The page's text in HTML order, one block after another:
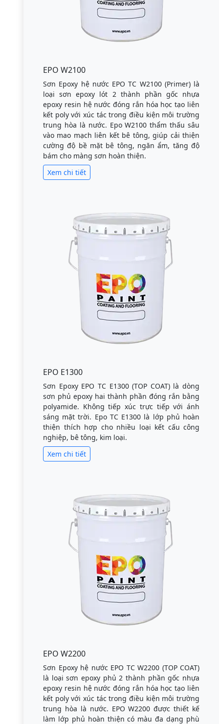
EPO W2100
Sơn Epoxy hệ nước EPO TC W2100 (Primer) là
loại sơn epoxy lót 2 thành phần gốc nhựa
epoxy resin hệ nước đóng rắn hóa học tạo liên
kết poly với xúc tác trong điều kiện môi trường
trung hòa là nước. Epo W2100 thẩm thấu sâu
vào mao mạch liên kết bê tông, giúp cải thiện
cường độ bề mặt bê tông, ngăn ẩm, tăng độ
bám cho màng sơn hoàn thiện.
Xem chi tiết
EPO E1300
Sơn Epoxy EPO TC E1300 (TOP COAT) là dòng
sơn phủ epoxy hai thành phần đóng rắn bằng
polyamide. Không tiếp xúc trực tiếp với ánh
sáng mặt trời. Epo TC E1300 là lớp phủ hoàn
thiện thích hợp cho nhiều loại kết cấu công
nghiệp, bê tông, kim loại.
Xem chi tiết
EPO W2200
Sơn Epoxy hệ nước EPO TC W2200 (TOP COAT)
là loại sơn epoxy phủ 2 thành phần gốc nhựa
epoxy resin hệ nước đóng rắn hóa học tạo liên
kết poly với xúc tác trong điều kiện môi trường
trung hòa là nước. EPO W2200 được thiết kế
làm lớp phủ hoàn thiện có màu đa dạng phù